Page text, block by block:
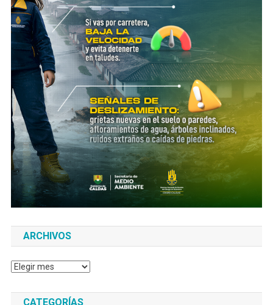
ARCHIVOS
Archivos
CATEGORÍAS